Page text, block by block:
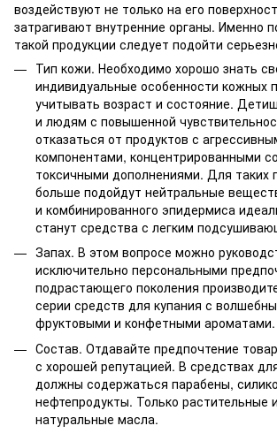
воздействуют не только на его
затрагивают внутренние органы. Именно
такой продукции следует подойти
Тип кожи. Необходимо хорошо знать
индивидуальные особенности кожных
учитывать возраст и состояние.
и людям с повышенной
отказаться от продуктов с
компонентами, концентрированными
токсичными дополнениями. Для таких
больше подойдут нейтральные
и комбинированного эпидермиса
станут средства с легким
Запах. В этом вопросе можно
исключительно персональными
подрастающего поколения
серии средств для купания с
фруктовыми и конфетными ароматами.
Состав. Отдавайте предпочтение
с хорошей репутацией. В средствах
должны содержаться парабены,
нефтепродукты. Только растительные
натуральные масла.